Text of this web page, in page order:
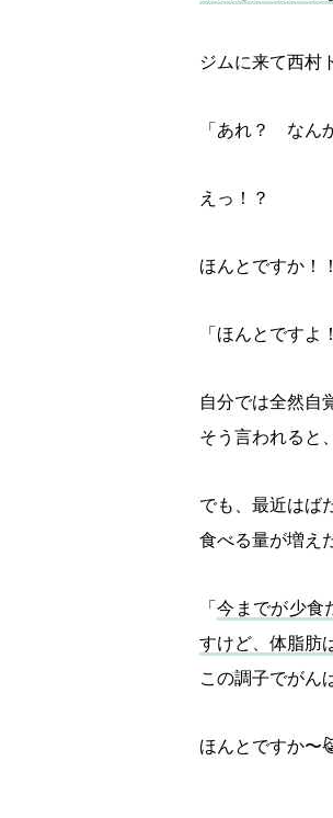
ジムに来て西村
「あれ？ なん
えっ！？
ほんとですか！
「ほんとですよ
自分では全然自
そう言われると
でも、最近はば
食べる量が増え
「今までが少食
すけど、体脂肪
この調子でがん
ほんとですか〜